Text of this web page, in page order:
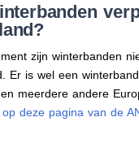
zijn winterbanden
Er is wel een
meerdere andere
deze pagina van de